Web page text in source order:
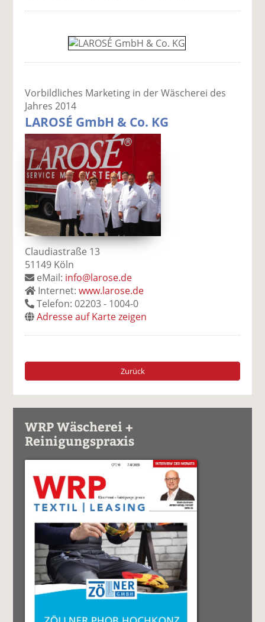
Vorbildliches Marketing in der Wäscherei des
Jahres 2014
LAROSÉ GmbH & Co. KG
Claudiastraße 13
51149 Köln
eMail: info@larose.de
Internet:www.larose.de
Telefon: 02203 - 1004-0
Adresse auf Karte zeigen
Zurück
WRP Wäscherei +
Reinigungspraxis